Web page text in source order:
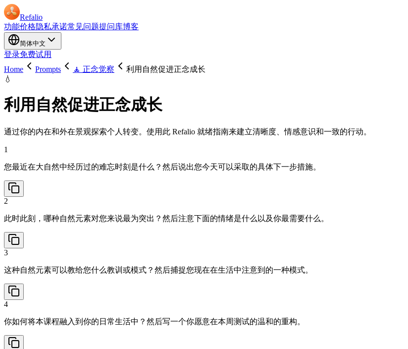
Refalio
功能价格隐私承诺常见问题提问库博客
简体中文
登录免费试用
Home
Prompts 🧘 正念觉察
利用自然促进正念成长
💧
利用自然促进正念成长
通过你的内在和外在景观探索个人转变。使用此 Refalio 就绪指南来建立清晰度、情感意识和一致的行动。
1
您最近在大自然中经历过的难忘时刻是什么？然后说出您今天可以采取的具体下一步措施。
2
此时此刻，哪种自然元素对您来说最为突出？然后注意下面的情绪是什么以及你最需要什么。
3
这种自然元素可以教给您什么教训或模式？然后捕捉您现在在生活中注意到的一种模式。
4
你如何将本课程融入到你的日常生活中？然后写一个你愿意在本周测试的温和的重构。